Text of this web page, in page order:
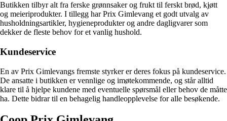
Butikken tilbyr alt fra ferske grønnsaker og frukt til ferskt brød, kjøtt
og meieriprodukter. I tillegg har Prix Gimlevang et godt utvalg av
husholdningsartikler, hygieneprodukter og andre dagligvarer som
dekker de fleste behov for et vanlig hushold.
Kundeservice
En av Prix Gimlevangs fremste styrker er deres fokus på kundeservice.
De ansatte i butikken er vennlige og imøtekommende, og står alltid
klare til å hjelpe kundene med eventuelle spørsmål eller behov de måtte
ha. Dette bidrar til en behagelig handleopplevelse for alle besøkende.